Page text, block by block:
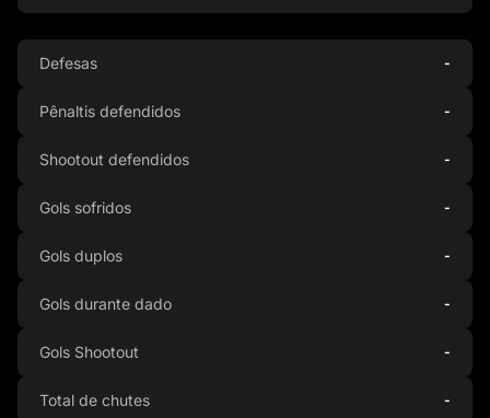
Defesas -
Pênaltis defendidos -
Shootout defendidos -
Gols sofridos -
Gols duplos -
Gols durante dado -
Gols Shootout -
Total de chutes -